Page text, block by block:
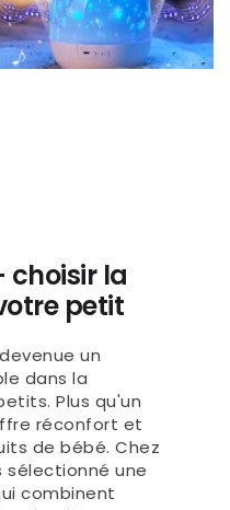
choisir la
petit
un
dans la
Plus qu'un
réconfort et
de bébé. Chez